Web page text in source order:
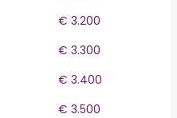
€ 3.200
€ 3.300
€ 3.400
€ 3.500